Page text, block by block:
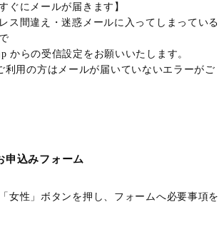
にメールが届きます】
ス間違え・迷惑メールに入ってしまっている
からの受信設定をお願いいたします。
利用の方はメールが届いていないエラーがご
申込みフォーム
女性」ボタンを押し、フォームへ必要事項を